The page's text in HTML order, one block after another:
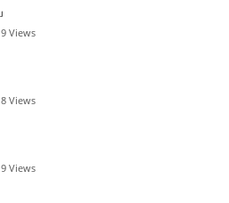
Views
Views
Views